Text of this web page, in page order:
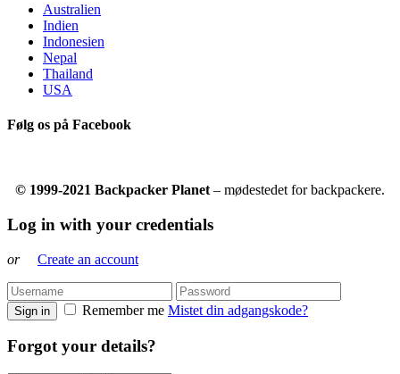
Australien
Indien
Indonesien
Nepal
Thailand
USA
Følg os på Facebook
© 1999-2021 Backpacker Planet – mødestedet for backpackere.
Log in with your credentials
or Create an account
Sign in Remember me Mistet din adgangskode?
Forgot your details?